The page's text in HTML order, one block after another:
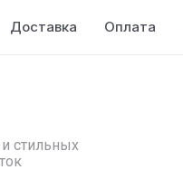
Доставка Оплата
стильных